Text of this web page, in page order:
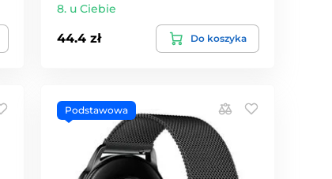
8. u Ciebie
44.4 zł Do koszyka
Podstawowa